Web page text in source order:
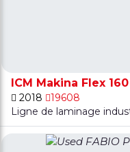
ICM Makina Flex 160
2018
19608
Ligne de laminage